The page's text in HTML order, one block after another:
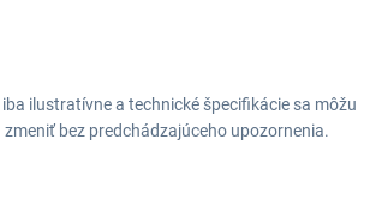
ilustratívne a technické špecifikácie sa môžu
zmeniť bez predchádzajúceho upozornenia.